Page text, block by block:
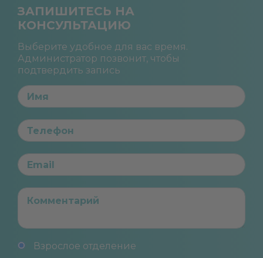
ЗАПИШИТЕСЬ НА
КОНСУЛЬТАЦИЮ
Выберите удобное для вас время.
Администратор позвонит, чтобы
подтвердить запись
Взрослое отделение